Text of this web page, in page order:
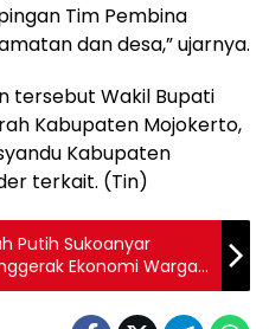
Tim Pembina
dan desa,” ujarnya.
tersebut Wakil Bupati
Kabupaten Mojokerto,
Kabupaten
terkait. (Tin)
Putih Sukoanyar
Ekonomi Warga